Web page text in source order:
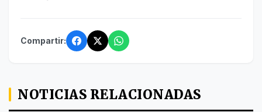
Compartir:
NOTICIAS RELACIONADAS